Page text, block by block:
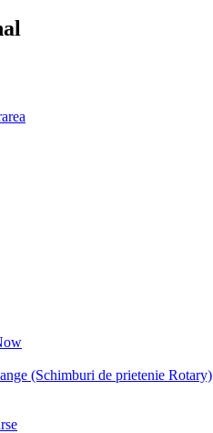
(Schimburi de prietenie Rotary)